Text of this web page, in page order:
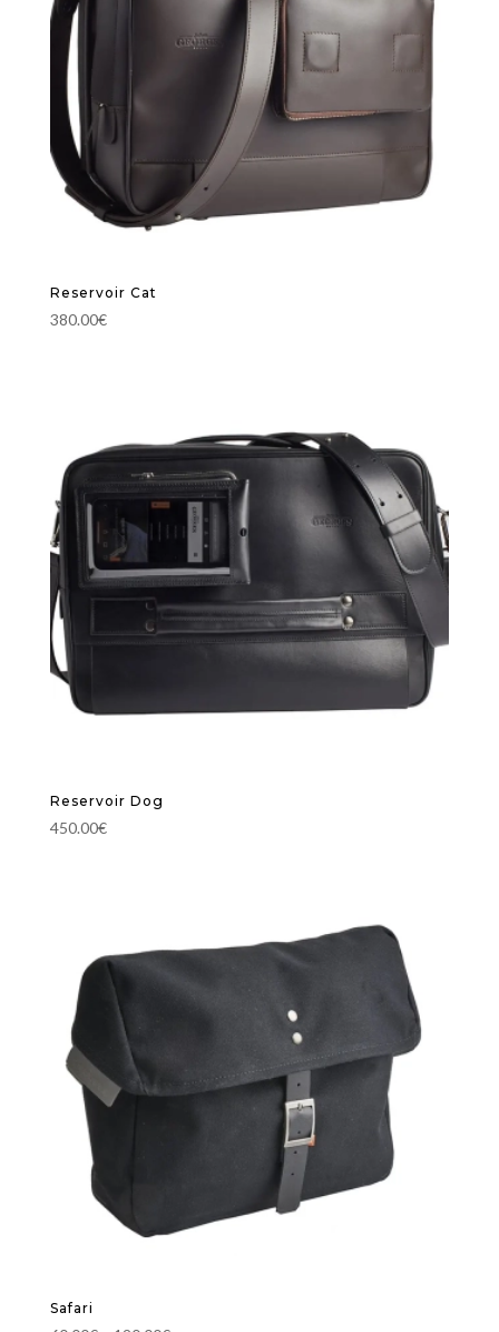
Reservoir Cat
380.00€
Reservoir Dog
450.00€
Safari